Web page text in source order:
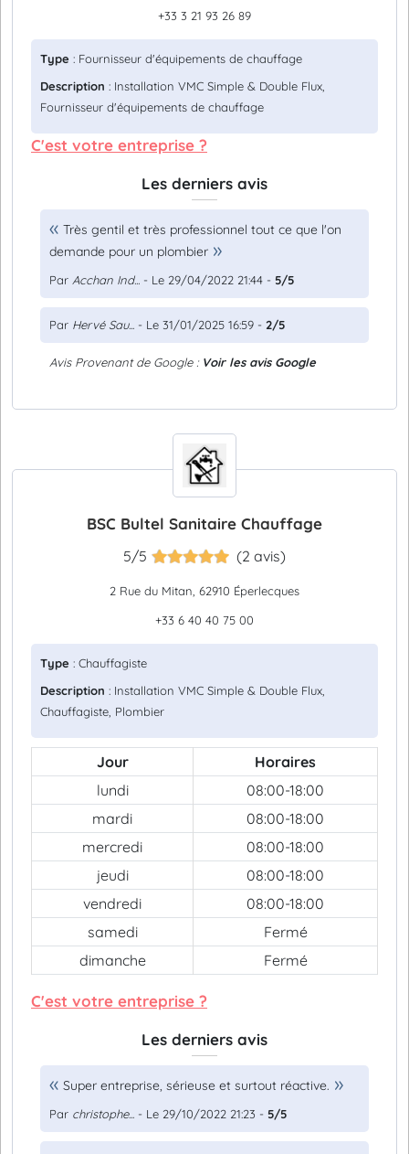
+33 3 21 93 26 89
Type : Fournisseur d'équipements de chauffage
Description : Installation VMC Simple & Double Flux,
Fournisseur d'équipements de chauffage
C'est votre entreprise ?
Les derniers avis
Très gentil et très professionnel tout ce que l'on
demande pour un plombier
Par Acchan Ind... - Le 29/04/2022 21:44 - 5/5
Par Hervé Sau... - Le 31/01/2025 16:59 - 2/5
Avis Provenant de Google : Voir les avis Google
BSC Bultel Sanitaire Chauffage
5/5 (2 avis)
2 Rue du Mitan, 62910 Éperlecques
+33 6 40 40 75 00
Type : Chauffagiste
Description : Installation VMC Simple & Double Flux,
Chauffagiste, Plombier
Jour
Horaires
lundi
08:00-18:00
mardi
08:00-18:00
mercredi
08:00-18:00
jeudi
08:00-18:00
vendredi
08:00-18:00
samedi
Fermé
dimanche
Fermé
C'est votre entreprise ?
Les derniers avis
Super entreprise, sérieuse et surtout réactive.
Par christophe... - Le 29/10/2022 21:23 - 5/5